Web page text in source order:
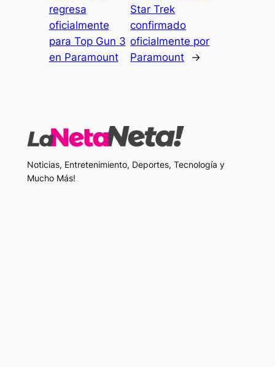
regresa
oficialmente
para Top Gun 3
en Paramount
Star Trek
confirmado
oficialmente por
Paramount
→
Noticias, Entretenimiento, Deportes, Tecnología y
Mucho Más!